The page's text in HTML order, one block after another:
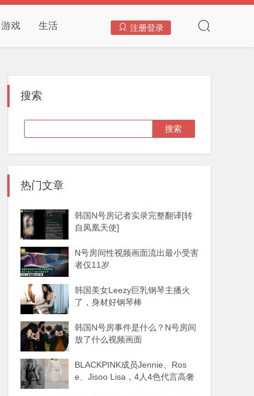
游戏 生活 注册登录
搜索
热门文章
韩国N号房记者实录完整翻译[转
自凤凰天使]
N号房间性视频画面流出最小受害
者仅11岁
韩国美女Leezy巨乳钢琴主播火
了，身材好钢琴棒
韩国N号房事件是什么？N号房间
放了什么视频画面
BLACKPINK成员Jennie、Ros
e、Jisoo Lisa，4人4色代言高奢